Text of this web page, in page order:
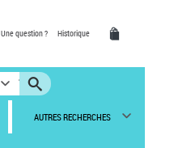
Une question ? Historique
AUTRES RECHERCHES